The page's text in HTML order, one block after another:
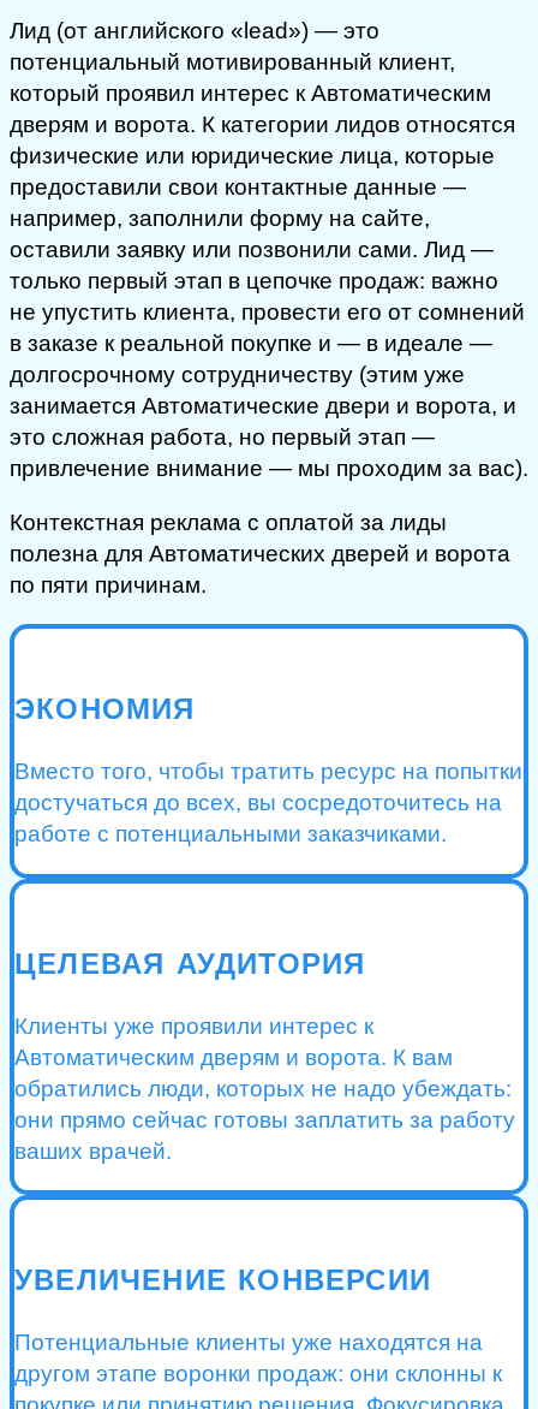
Лид (от английского «lead») — это
потенциальный мотивированный клиент,
который проявил интерес к Автоматическим
дверям и ворота. К категории лидов относятся
физические или юридические лица, которые
предоставили свои контактные данные —
например, заполнили форму на сайте,
оставили заявку или позвонили сами. Лид —
только первый этап в цепочке продаж: важно
не упустить клиента, провести его от сомнений
в заказе к реальной покупке и — в идеале —
долгосрочному сотрудничеству (этим уже
занимается Автоматические двери и ворота, и
это сложная работа, но первый этап —
привлечение внимание — мы проходим за вас).
Контекстная реклама с оплатой за лиды
полезна для Автоматических дверей и ворота
по пяти причинам.
ЭКОНОМИЯ
Вместо того, чтобы тратить ресурс на попытки
достучаться до всех, вы сосредоточитесь на
работе с потенциальными заказчиками.
ЦЕЛЕВАЯ АУДИТОРИЯ
Клиенты уже проявили интерес к
Автоматическим дверям и ворота. К вам
обратились люди, которых не надо убеждать:
они прямо сейчас готовы заплатить за работу
ваших врачей.
УВЕЛИЧЕНИЕ КОНВЕРСИИ
Потенциальные клиенты уже находятся на
другом этапе воронки продаж: они склонны к